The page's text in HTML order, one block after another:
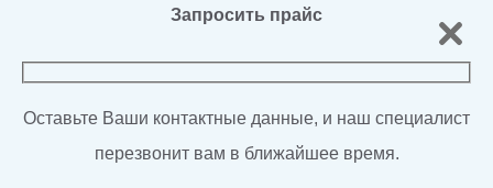
Запросить прайс
Оставьте Ваши контактные данные, и наш специалист
перезвонит вам в ближайшее время.